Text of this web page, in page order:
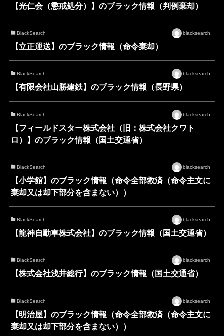
【光仁会（懲戒処分）】のブラック情報（判例棄却）
BlackSearch blacksearch
【立正運送】のブラック情報（命令棄却）
BlackSearch blacksearch
【有限会社山勝建鉄】のブラック情報（長野県）
BlackSearch blacksearch
【フィールドスター株式会社（旧：株式会社クワト
ロ）】のブラック情報（国土交通省）
BlackSearch blacksearch
【小学館】のブラック情報（命令全部救済（命令主文に
棄却又は却下部分を含まない））
BlackSearch blacksearch
【龍神自動車株式会社】のブラック情報（国土交通省）
BlackSearch blacksearch
【株式会社浅井総行】のブラック情報（国土交通省）
BlackSearch blacksearch
【明治屋】のブラック情報（命令全部救済（命令主文に
棄却又は却下部分を含まない））